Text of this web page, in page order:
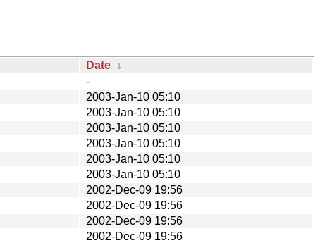
Date ↓
-
2003-Jan-10 05:10
2003-Jan-10 05:10
2003-Jan-10 05:10
2003-Jan-10 05:10
2003-Jan-10 05:10
2003-Jan-10 05:10
2002-Dec-09 19:56
2002-Dec-09 19:56
2002-Dec-09 19:56
2002-Dec-09 19:56